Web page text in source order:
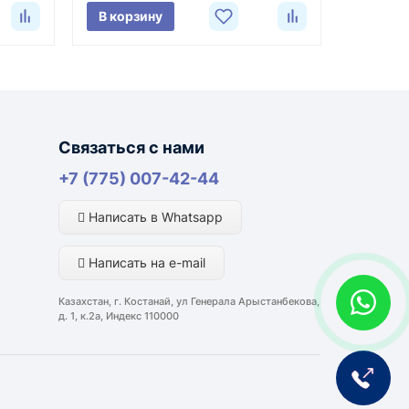
о состоянии товара на момент
компании и условий маршрута.
направлениям возможна более быстрая
В корзину
Связаться с нами
+7 (775) 007-42-44
Написать в Whatsapp
Написать на e-mail
Казахстан, г. Костанай, ул Генерала Арыстанбекова,
д. 1, к.2а, Индекс 110000